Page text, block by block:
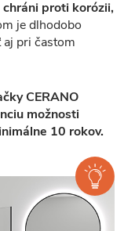
proti korózii,
je dlhodobo
pri častom
CERANO
možnosti
10 rokov.